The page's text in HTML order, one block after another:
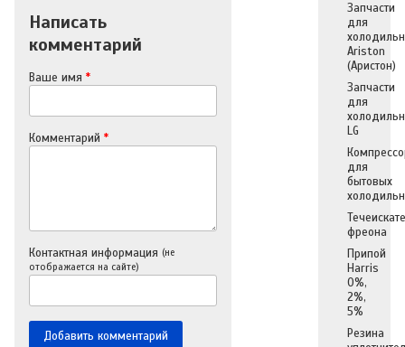
Запчасти
для
Ariston
(Аристон)
Запчасти
для
LG
для
бытовых
фреона
Припой
Harris
0%,
2%,
5%
Резина
Написать
комментарий
Ваше имя *
Комментарий *
Контактная информация (не
отображается на сайте)